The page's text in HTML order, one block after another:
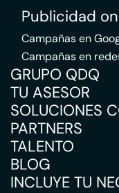
Publicidad
Campañas en
Campañas en
GRUPO QDQ
TU ASESOR
SOLUCIONES
PARTNERS
TALENTO
BLOG
INCLUYE TU